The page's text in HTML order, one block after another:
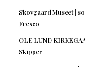
Skovgaard Museet |
Fresco
OLE LUND
Skipper